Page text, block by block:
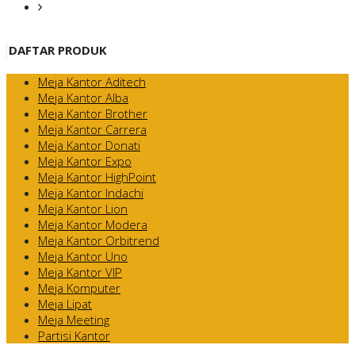
DAFTAR PRODUK
Meja Kantor Aditech
Meja Kantor Alba
Meja Kantor Brother
Meja Kantor Carrera
Meja Kantor Donati
Meja Kantor Expo
Meja Kantor HighPoint
Meja Kantor Indachi
Meja Kantor Lion
Meja Kantor Modera
Meja Kantor Orbitrend
Meja Kantor Uno
Meja Kantor VIP
Meja Komputer
Meja Lipat
Meja Meeting
Partisi Kantor